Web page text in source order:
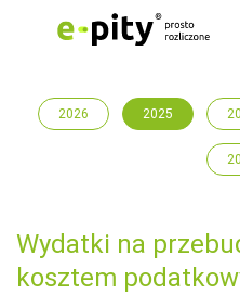
2026 2025
Wydatki na
kosztem